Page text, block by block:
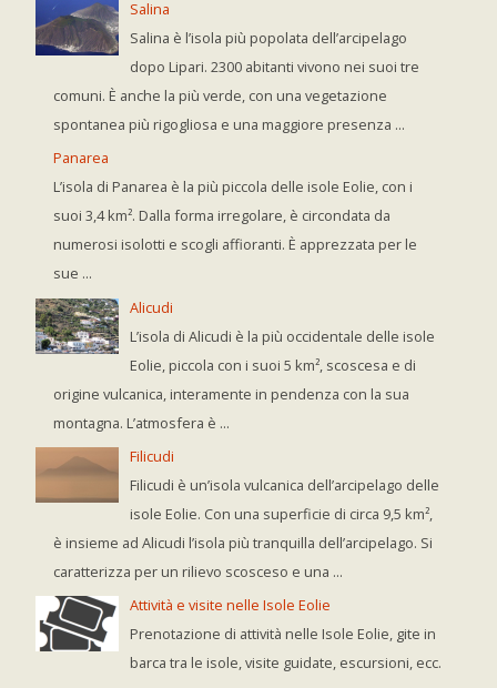
Salina
Salina è l’isola più popolata dell’arcipelago
dopo Lipari. 2300 abitanti vivono nei suoi tre
comuni. È anche la più verde, con una vegetazione
spontanea più rigogliosa e una maggiore presenza ...
Panarea
L’isola di Panarea è la più piccola delle isole Eolie, con i
suoi 3,4 km². Dalla forma irregolare, è circondata da
numerosi isolotti e scogli affioranti. È apprezzata per le
sue ...
Alicudi
L’isola di Alicudi è la più occidentale delle isole
Eolie, piccola con i suoi 5 km², scoscesa e di
origine vulcanica, interamente in pendenza con la sua
montagna. L’atmosfera è ...
Filicudi
Filicudi è un’isola vulcanica dell’arcipelago delle
isole Eolie. Con una superficie di circa 9,5 km²,
è insieme ad Alicudi l’isola più tranquilla dell’arcipelago. Si
caratterizza per un rilievo scosceso e una ...
Attività e visite nelle Isole Eolie
Prenotazione di attività nelle Isole Eolie, gite in
barca tra le isole, visite guidate, escursioni, ecc.